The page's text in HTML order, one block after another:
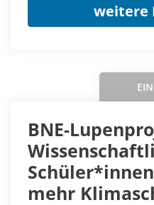
weitere
BNE-
mehr